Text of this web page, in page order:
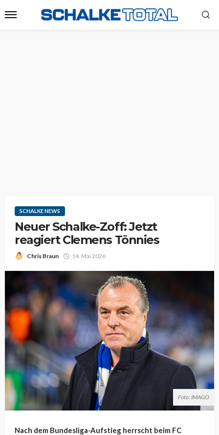
SCHALKE NEWS
Neuer Schalke-Zoff: Jetzt
reagiert Clemens Tönnies
Chris Braun 14. Mai 2026
Foto: IMAGO
Nach dem Bundesliga-Aufstieg herrscht beim FC